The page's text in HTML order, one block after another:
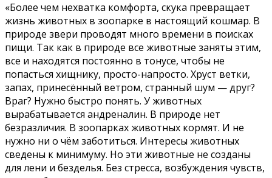
«Более чем нехватка комфорта, скука превращает
жизнь животных в зоопарке в настоящий кошмар. В
природе звери проводят много времени в поисках
пищи. Так как в природе все животные заняты этим,
все и находятся постоянно в тонусе, чтобы не
попасться хищнику, просто-напросто. Хруст ветки,
запах, принесённый ветром, странный шум — друг?
Враг? Нужно быстро понять. У животных
вырабатывается андреналин. В природе нет
безразличия. В зоопарках животных кормят. И не
нужно ни о чём заботиться. Интересы животных
сведены к минимуму. Но эти животные не созданы
для лени и безделья. Без стресса, возбуждения чувств,